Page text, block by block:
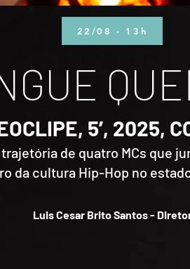
22/08 - 13h
5’, 2025,
de quatro MCs que
da cultura Hip-Hop no
Luis Cesar Brito Santos -